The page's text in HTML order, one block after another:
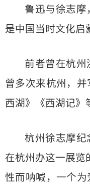
鲁迅与徐志摩
是中国当时文化启
前者曾在杭州
曾多次来杭州，
西湖》《西湖记》
杭州徐志摩纪
在杭州办这一展览
性而呐喊，一个